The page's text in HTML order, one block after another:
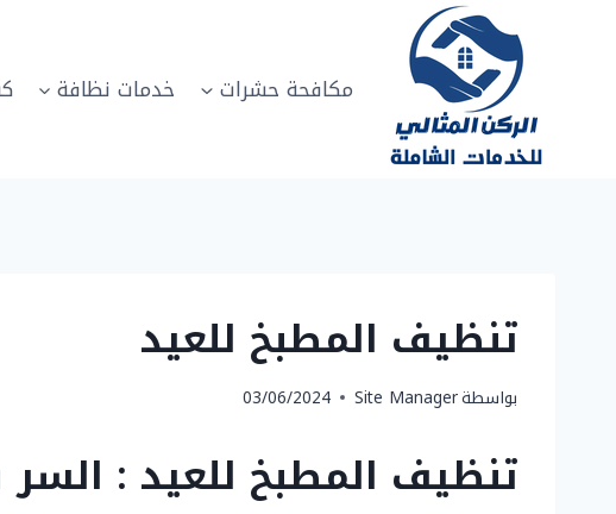
مكافحة حشرات خدمات نظافة
تنظيف المطبخ للعيد
بواسطةSite Manager
03/06/2024
تنظيف المطبخ للعيد : السر